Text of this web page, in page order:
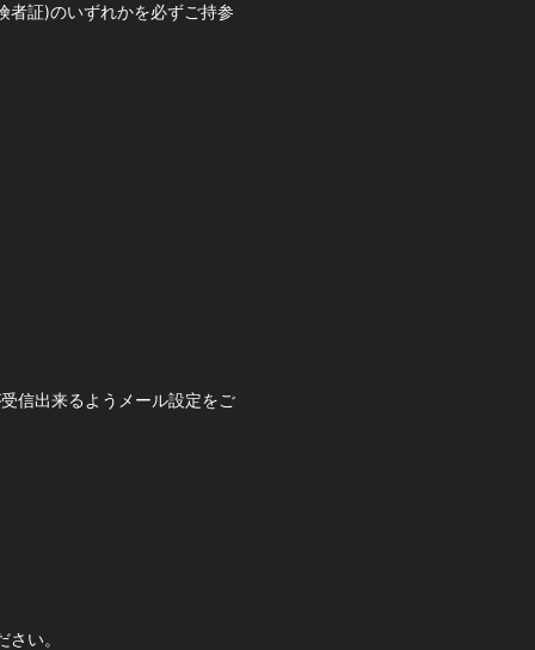
者証)のいずれかを必ずご持参
信出来るようメール設定をご
い。